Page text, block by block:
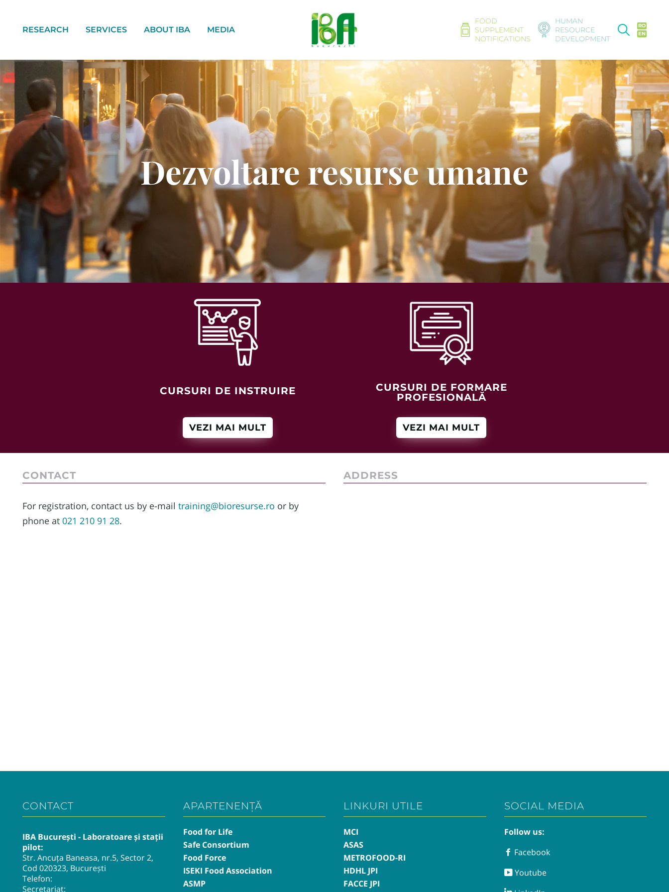
RESEARCH SERVICES ABOUT IBA MEDIA
FOOD
SUPPLEMENT
NOTIFICATIONS
HUMAN
RESOURCE
DEVELOPMENT
RO
EN
Dezvoltare resurse umane
CURSURI DE INSTRUIRE
VEZI MAI MULT
CURSURI DE FORMARE
PROFESIONALĂ
VEZI MAI MULT
CONTACT
For registration, contact us by e-mail training@bioresurse.ro or by
phone at 021 210 91 28.
ADDRESS
CONTACT
IBA București - Laboratoare și stații
pilot:
Str. Ancuța Baneasa, nr.5, Sector 2,
Cod 020323, București
Telefon:
Secretariat:
APARTENENȚĂ
Food for Life
Safe Consortium
Food Force
ISEKI Food Association
ASMP
LINKURI UTILE
MCI
ASAS
METROFOOD-RI
HDHL JPI
FACCE JPI
SOCIAL MEDIA
Follow us:
FacebookFacebook
YoutubeYoutube